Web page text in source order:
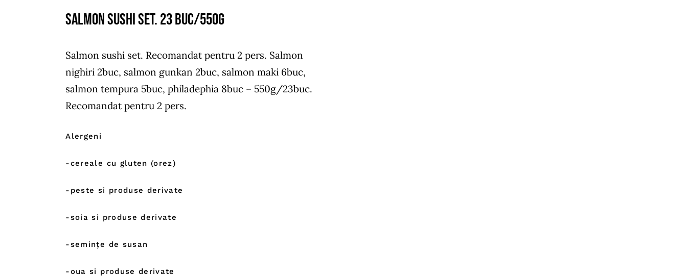
Salmon sushi set. 23 buc/550g
Salmon sushi set. Recomandat pentru 2 pers. Salmon
nighiri 2buc, salmon gunkan 2buc, salmon maki 6buc,
salmon tempura 5buc, philadephia 8buc – 550g/23buc.
Recomandat pentru 2 pers.
Alergeni
-cereale cu gluten (orez)
-peste si produse derivate
-soia si produse derivate
-semințe de susan
-oua si produse derivate